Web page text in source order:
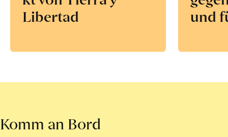
Libertad
und
Komm an Bord